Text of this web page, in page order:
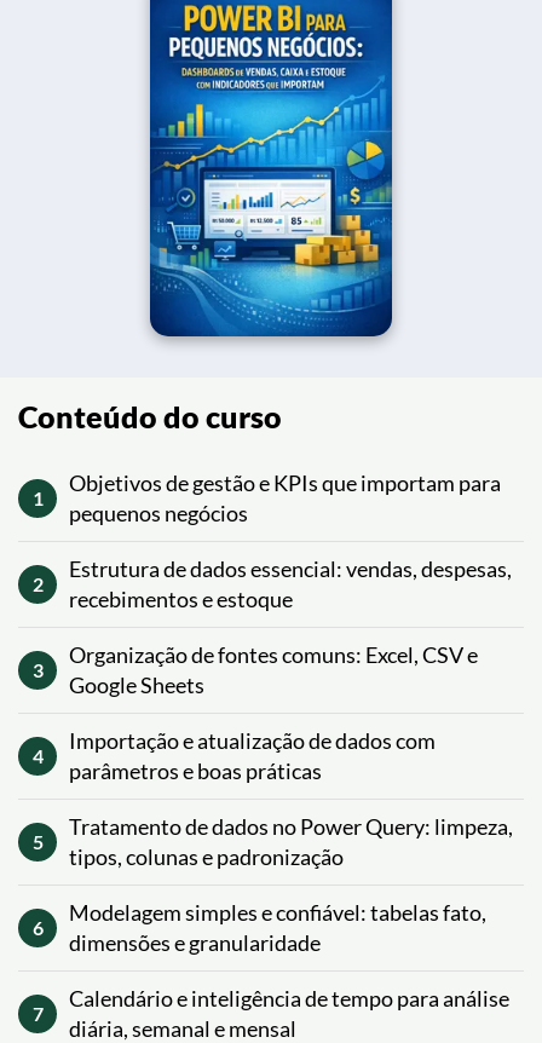
Conteúdo do curso
1
Objetivos de gestão e KPIs que importam para
pequenos negócios
2
Estrutura de dados essencial: vendas, despesas,
recebimentos e estoque
3
Organização de fontes comuns: Excel, CSV e
Google Sheets
4
Importação e atualização de dados com
parâmetros e boas práticas
5
Tratamento de dados no Power Query: limpeza,
tipos, colunas e padronização
6
Modelagem simples e confiável: tabelas fato,
dimensões e granularidade
7
Calendário e inteligência de tempo para análise
diária, semanal e mensal